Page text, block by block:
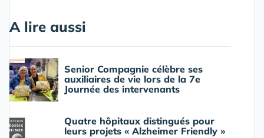
A lire aussi
Senior Compagnie célèbre ses
auxiliaires de vie lors de la 7e
Journée des intervenants
Quatre hôpitaux distingués pour
leurs projets « Alzheimer Friendly »